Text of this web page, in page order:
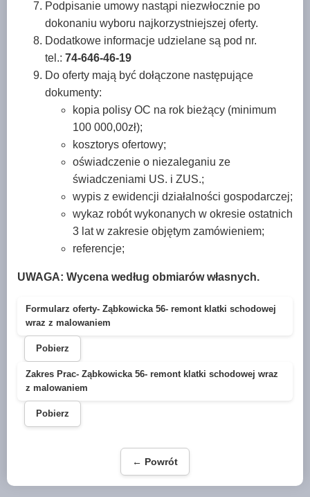
Podpisanie umowy nastąpi niezwłocznie po
dokonaniu wyboru najkorzystniejszej oferty.
Dodatkowe informacje udzielane są pod nr.
tel.: 74-646-46-19
Do oferty mają być dołączone następujące
dokumenty:
kopia polisy OC na rok bieżący (minimum
100 000,00zł);
kosztorys ofertowy;
oświadczenie o niezaleganiu ze
świadczeniami US. i ZUS.;
wypis z ewidencji działalności gospodarczej;
wykaz robót wykonanych w okresie ostatnich
3 lat w zakresie objętym zamówieniem;
referencje;
UWAGA: Wycena według obmiarów własnych.
Formularz oferty- Ząbkowicka 56- remont klatki schodowej
wraz z malowaniem
Pobierz
Zakres Prac- Ząbkowicka 56- remont klatki schodowej wraz
z malowaniem
Pobierz
← Powrót